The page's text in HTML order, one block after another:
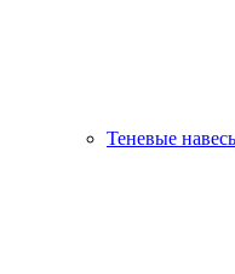
Теневые